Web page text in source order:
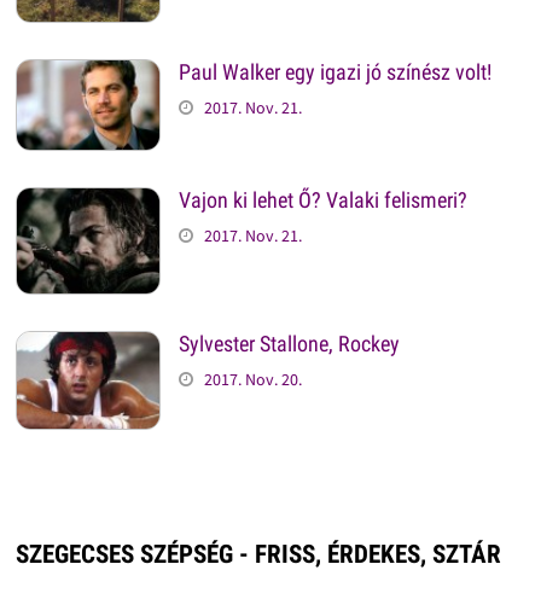
Paul Walker egy igazi jó színész volt!
2017. Nov. 21.
Vajon ki lehet Ő? Valaki felismeri?
2017. Nov. 21.
Sylvester Stallone, Rockey
2017. Nov. 20.
SZEGECSES SZÉPSÉG - FRISS, ÉRDEKES, SZTÁR